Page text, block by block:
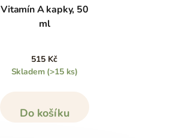
Vitamín A kapky, 50
ml
515 Kč
Skladem (>15 ks)
Do košíku